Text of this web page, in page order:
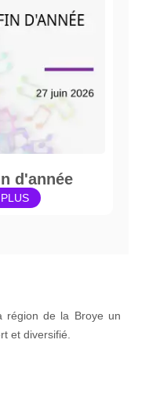
d'année
région de la Broye un
et diversifié.